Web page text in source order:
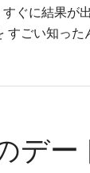
ぐに結果が
すごい知っ
デー